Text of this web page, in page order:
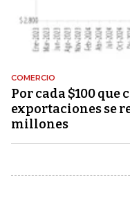
COMERCIO
Por cada $100 que
exportaciones se
millones